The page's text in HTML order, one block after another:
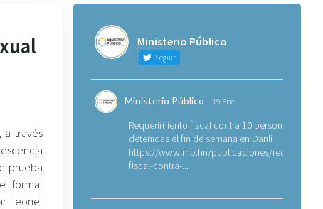
a través
prueba
formal
Leonel
Ministerio Público
Seguir
Ministerio Público 19 Ene
Requerimiento fiscal contra 10 personas
detenidas el fin de semana en Danlí
https://www.mp.hn/publicaciones/
fiscal-contra-...